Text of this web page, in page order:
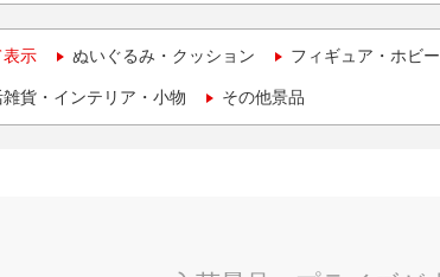
表示 ぬいぐるみ・クッション フィギュア・ホビー
貨・インテリア・小物 その他景品